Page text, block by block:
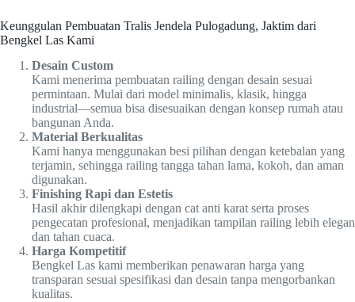
Keunggulan Pembuatan Tralis Jendela Pulogadung, Jaktim dari
Bengkel Las Kami
Desain Custom
Kami menerima pembuatan railing dengan desain sesuai
permintaan. Mulai dari model minimalis, klasik, hingga
industrial—semua bisa disesuaikan dengan konsep rumah atau
bangunan Anda.
Material Berkualitas
Kami hanya menggunakan besi pilihan dengan ketebalan yang
terjamin, sehingga railing tangga tahan lama, kokoh, dan aman
digunakan.
Finishing Rapi dan Estetis
Hasil akhir dilengkapi dengan cat anti karat serta proses
pengecatan profesional, menjadikan tampilan railing lebih elegan
dan tahan cuaca.
Harga Kompetitif
Bengkel Las kami memberikan penawaran harga yang
transparan sesuai spesifikasi dan desain tanpa mengorbankan
kualitas.